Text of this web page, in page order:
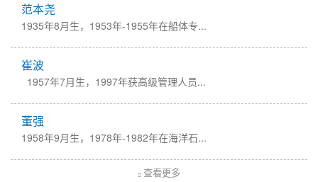
范本尧
​1935年8月生，1953年-1955年在船体专...
崔波
​ 1957年7月生，1997年获高级管理人员...
董强
​1958年9月生，1978年-1982年在海洋石...
查看更多